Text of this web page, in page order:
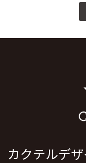
カクテルデ